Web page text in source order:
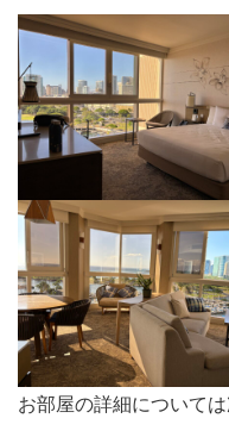
お部屋の詳細について